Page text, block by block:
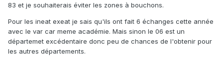
83 et je souhaiterais éviter les zones à bouchons.
Pour les ineat exeat je sais qu'ils ont fait 6 échanges cette année
avec le var car meme académie. Mais sinon le 06 est un
départemet excédentaire donc peu de chances de l'obtenir pour
les autres départements.